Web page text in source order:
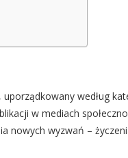
według
w mediach
nowych wyzwań –